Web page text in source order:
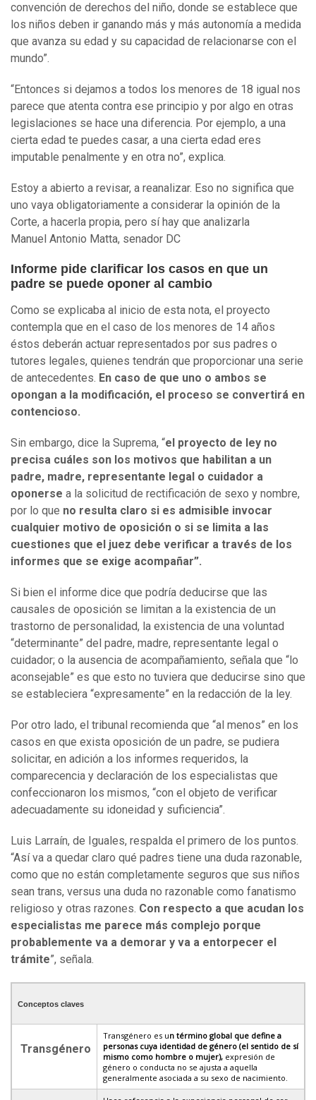
convención de derechos del niño, donde se establece que
los niños deben ir ganando más y más autonomía a medida
que avanza su edad y su capacidad de relacionarse con el
mundo”.
“Entonces si dejamos a todos los menores de 18 igual nos
parece que atenta contra ese principio y por algo en otras
legislaciones se hace una diferencia. Por ejemplo, a una
cierta edad te puedes casar, a una cierta edad eres
imputable penalmente y en otra no”, explica.
Estoy a abierto a revisar, a reanalizar. Eso no significa que
uno vaya obligatoriamente a considerar la opinión de la
Corte, a hacerla propia, pero sí hay que analizarla
Manuel Antonio Matta, senador DC
Informe pide clarificar los casos en que un
padre se puede oponer al cambio
Como se explicaba al inicio de esta nota, el proyecto
contempla que en el caso de los menores de 14 años
éstos deberán actuar representados por sus padres o
tutores legales, quienes tendrán que proporcionar una serie
de antecedentes. En caso de que uno o ambos se
opongan a la modificación, el proceso se convertirá en
contencioso.
Sin embargo, dice la Suprema, “el proyecto de ley no
precisa cuáles son los motivos que habilitan a un
padre, madre, representante legal o cuidador a
oponerse a la solicitud de rectificación de sexo y nombre,
por lo que no resulta claro si es admisible invocar
cualquier motivo de oposición o si se limita a las
cuestiones que el juez debe verificar a través de los
informes que se exige acompañar”.
Si bien el informe dice que podría deducirse que las
causales de oposición se limitan a la existencia de un
trastorno de personalidad, la existencia de una voluntad
“determinante” del padre, madre, representante legal o
cuidador; o la ausencia de acompañamiento, señala que “lo
aconsejable” es que esto no tuviera que deducirse sino que
se estableciera “expresamente” en la redacción de la ley.
Por otro lado, el tribunal recomienda que “al menos” en los
casos en que exista oposición de un padre, se pudiera
solicitar, en adición a los informes requeridos, la
comparecencia y declaración de los especialistas que
confeccionaron los mismos, “con el objeto de verificar
adecuadamente su idoneidad y suficiencia”.
Luis Larraín, de Iguales, respalda el primero de los puntos.
“Así va a quedar claro qué padres tiene una duda razonable,
como que no están completamente seguros que sus niños
sean trans, versus una duda no razonable como fanatismo
religioso y otras razones. Con respecto a que acudan los
especialistas me parece más complejo porque
probablemente va a demorar y va a entorpecer el
trámite”, señala.
Conceptos claves
Transgénero
Transgénero es un término global que define a
personas cuya identidad de género (el sentido de sí
mismo como hombre o mujer), expresión de
género o conducta no se ajusta a aquella
generalmente asociada a su sexo de nacimiento.